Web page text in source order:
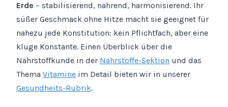
Erde – stabilisierend, nährend, harmonisierend. Ihr
süßer Geschmack ohne Hitze macht sie geeignet für
nahezu jede Konstitution: kein Pflichtfach, aber eine
kluge Konstante. Einen Überblick über die
Nährstoffkunde in der Nährstoffe-Sektion und das
Thema Vitamine im Detail bieten wir in unserer
Gesundheits-Rubrik.